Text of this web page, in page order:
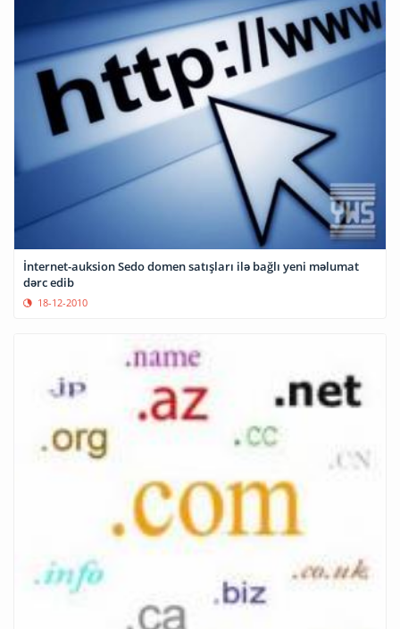
İnternet-auksion Sedo domen satışları ilə bağlı yeni məlumat
dərc edib
18-12-2010